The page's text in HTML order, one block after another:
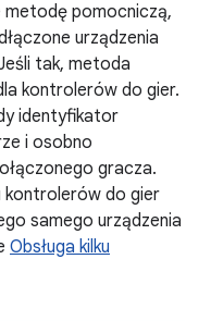
metodę pomocniczą,
urządzenia
tak, metoda
kontrolerów do gier.
identyfikator
i osobno
gracza.
kontrolerów do gier
samego urządzenia
Obsługa kilku